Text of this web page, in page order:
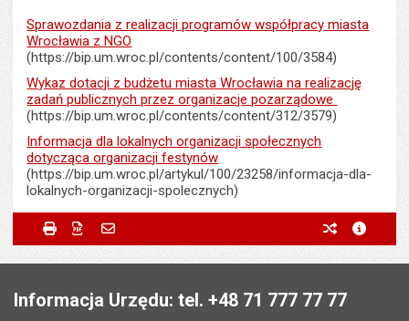
Sprawozdania z realizacji programów współpracy miasta
Wrocławia z NGO
(https://bip.um.wroc.pl/contents/content/100/3584)
Wykaz dotacji z budżetu miasta Wrocławia na realizację
zadań publicznych przez organizacje pozarządowe
(https://bip.um.wroc.pl/contents/content/312/3579)
Informacja dla lokalnych organizacji społecznych
dotycząca organizacji festynów
(https://bip.um.wroc.pl/artykul/100/23258/informacja-dla-
lokalnych-organizacji-spolecznych)
Metryczka
Odpowiedzialny za treść:
Powiadom znajomego
Powiadom znajomego
Twój adres e-mail Pole wymagane
Drukuj Zapisz do PDF poprzednie
Informacja Urzędu: tel. +48 71 777 77 77